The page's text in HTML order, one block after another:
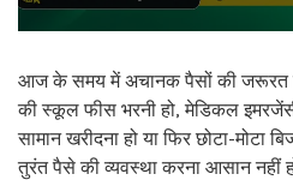
आज के समय में अचानक पैसों की जरूरत
की स्कूल फीस भरनी हो, मेडिकल
सामान खरीदना हो या फिर छोटा-
तुरंत पैसे की व्यवस्था करना आसान नहीं